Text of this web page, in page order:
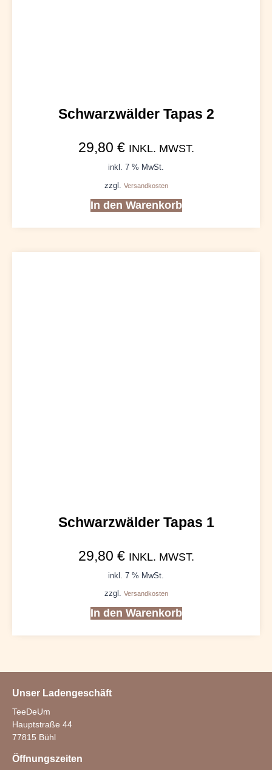
Schwarzwälder Tapas 2
29,80 € INKL. MWST.
inkl. 7 % MwSt.
zzgl. Versandkosten
In den Warenkorb
Schwarzwälder Tapas 1
29,80 € INKL. MWST.
inkl. 7 % MwSt.
zzgl. Versandkosten
In den Warenkorb
Unser Ladengeschäft
TeeDeUm
Hauptstraße 44
77815 Bühl
Öffnungszeiten